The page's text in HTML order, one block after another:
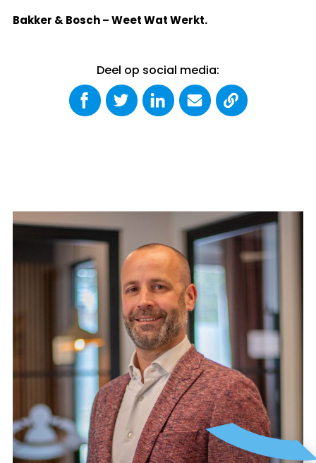
Bakker & Bosch – Weet Wat Werkt.
Deel op social media: